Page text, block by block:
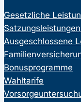
Gesetzliche
Ausgeschlossene
Bonusprogramme
Wahltarife